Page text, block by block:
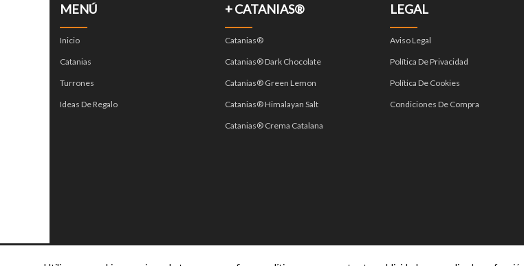
MENÚ
Inicio
Catanias
Turrones
Ideas De Regalo
+ CATANIAS®
Catanias®
Catanias® Dark Chocolate
Catanias® Green Lemon
Catanias® Himalayan Salt
Catanias® Crema Catalana
LEGAL
Aviso Legal
Política De Privacidad
Política De Cookies
Condiciones De Compra